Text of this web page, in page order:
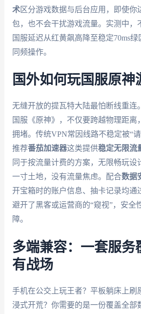
术区分游戏数据与后台应用，即使你
包，也不会干扰游戏流量。实测中，
国服延迟从红黄飙高降至稳定70ms
同频操作。
国外如何玩国服原神
无缝开放的提瓦特大陆最怕断线重连
国服《原神》，不仅要跨越物理距离
拥堵。传统VPN常因线路不稳定被“请
推荐番茄加速器这类提供稳定无限流
同于按流量计费的方案，无限畅玩设
一寸土地，没有流量焦虑。配合数据
开宝箱时的账户信息、抽卡记录均通
避开了黑客或运营商的“窥视”，安全
障。
多端兼容：一套服务
有战场
手机在公交上玩王者？平板躺床上刷
浸式开荒？你需要的是一份覆盖全部